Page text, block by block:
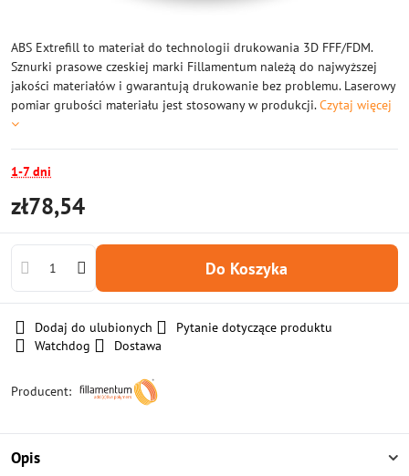
ABS Extrefill to materiał do technologii drukowania 3D FFF/FDM.
Sznurki prasowe czeskiej marki Fillamentum należą do najwyższej
jakości materiałów i gwarantują drukowanie bez problemu. Laserowy
pomiar grubości materiału jest stosowany w produkcji.Czytaj więcej
1-7 dni
zł78,54
Do Koszyka
Dodaj do ulubionych
Pytanie dotyczące produktu
Watchdog
Dostawa
Producent:
Opis